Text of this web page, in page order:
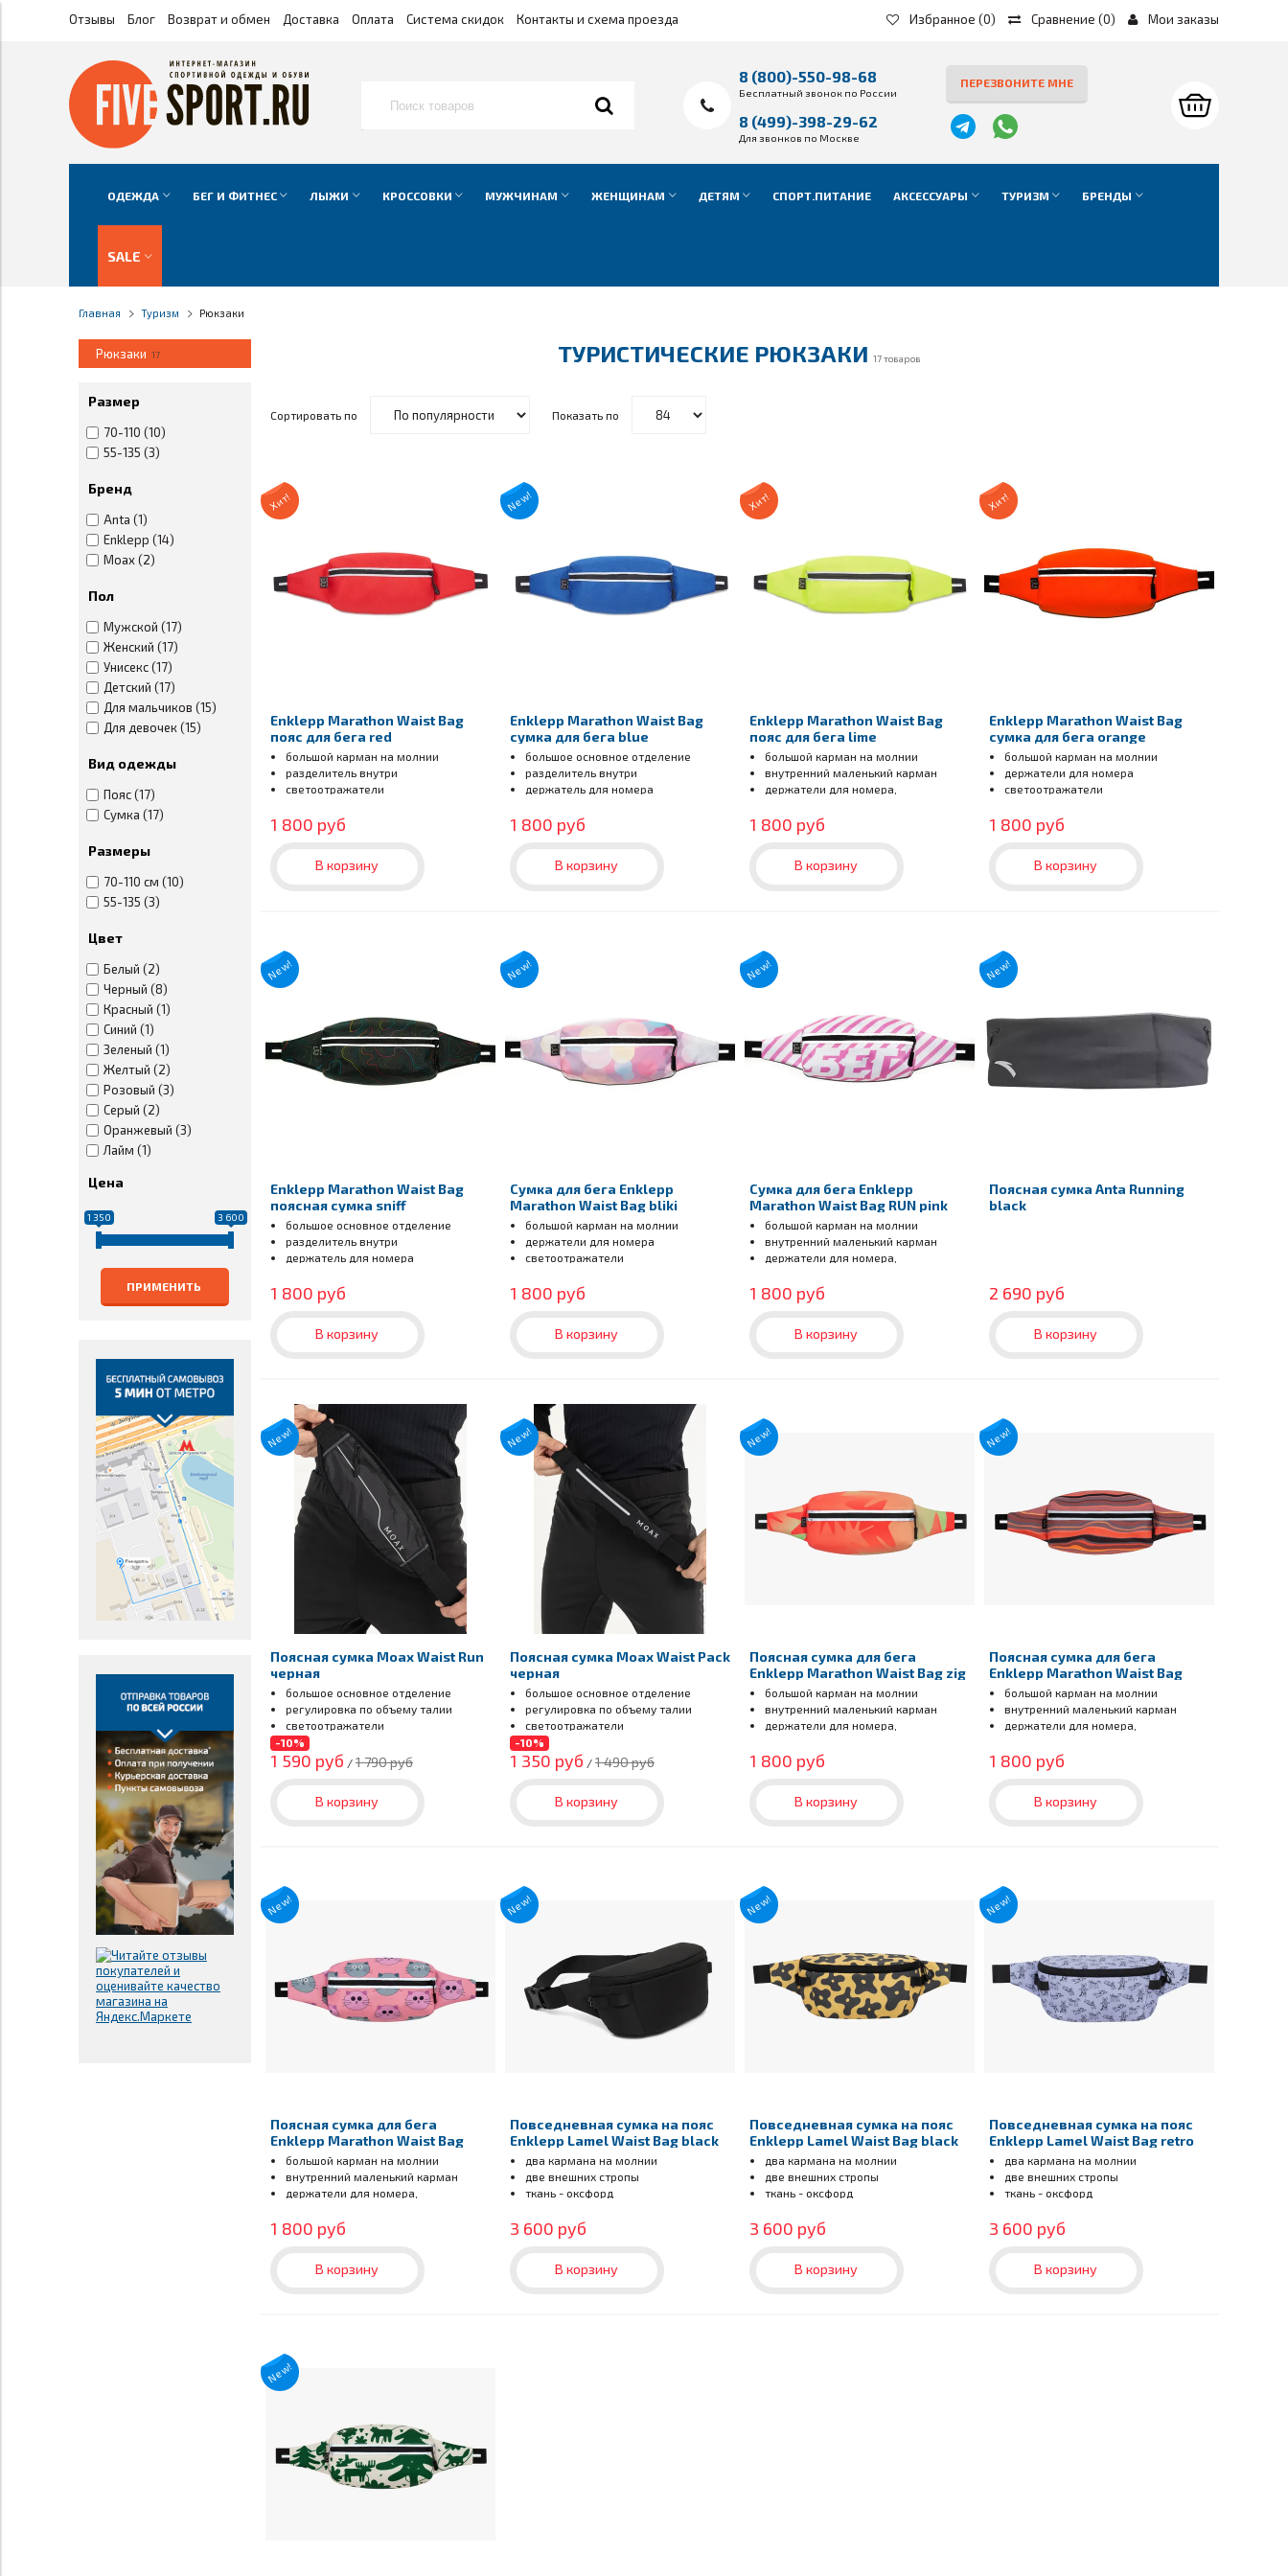
Избранное (0) Сравнение (0) Мои заказы
Отзывы Блог Возврат и обмен Доставка Оплата Система скидок Контакты и схема проезда
8 (800)-550-98-68
Бесплатный звонок по России
8 (499)-398-29-62
Для звонков по Москве
ПЕРЕЗВОНИТЕ МНЕ
ОДЕЖДА БЕГ И ФИТНЕС ЛЫЖИ КРОССОВКИ МУЖЧИНАМ ЖЕНЩИНАМ ДЕТЯМ СПОРТ.ПИТАНИЕ АКСЕССУАРЫ ТУРИЗМ БРЕНДЫ
SALE
Главная Туризм Рюкзаки
Рюкзаки 17
Размер
70-110 (10)
55-135 (3)
Бренд
Anta (1)
Enklepp (14)
Moax (2)
Пол
Мужской (17)
Женский (17)
Унисекс (17)
Детский (17)
Для мальчиков (15)
Для девочек (15)
Вид одежды
Пояс (17)
Сумка (17)
Размеры
70-110 см (10)
55-135 (3)
Цвет
Белый (2)
Черный (8)
Красный (1)
Синий (1)
Зеленый (1)
Желтый (2)
Розовый (3)
Серый (2)
Оранжевый (3)
Лайм (1)
Мульти принт (2)
Цена
1 350 3 600
ПРИМЕНИТЬ
ТУРИСТИЧЕСКИЕ РЮКЗАКИ 17 товаров
Сортировать по Показать по
Хит!
Enklepp Marathon Waist Bag
пояс для бега red
большой карман на молнии
разделитель внутри
светоотражатели
1 800 руб
В корзину
New!
Enklepp Marathon Waist Bag
сумка для бега blue
большое основное отделение
разделитель внутри
держатель для номера
1 800 руб
В корзину
Хит!
Enklepp Marathon Waist Bag
пояс для бега lime
большой карман на молнии
внутренний маленький карман
держатели для номера,
1 800 руб
В корзину
Хит!
Enklepp Marathon Waist Bag
сумка для бега orange
большой карман на молнии
держатели для номера
светоотражатели
1 800 руб
В корзину
New!
Enklepp Marathon Waist Bag
поясная сумка sniff
большое основное отделение
разделитель внутри
держатель для номера
1 800 руб
В корзину
New!
Сумка для бега Enklepp
Marathon Waist Bag bliki
большой карман на молнии
держатели для номера
светоотражатели
1 800 руб
В корзину
New!
Сумка для бега Enklepp
Marathon Waist Bag RUN pink
большой карман на молнии
внутренний маленький карман
держатели для номера,
1 800 руб
В корзину
New!
Поясная сумка Anta Running
black
2 690 руб
В корзину
New!
Поясная сумка Moax Waist Run
черная
большое основное отделение
регулировка по объему талии
светоотражатели
-10%
1 590 руб / 1 790 руб
В корзину
New!
Поясная сумка Moax Waist Pack
черная
большое основное отделение
регулировка по объему талии
светоотражатели
-10%
1 350 руб / 1 490 руб
В корзину
New!
Поясная сумка для бега
Enklepp Marathon Waist Bag zig
zag gradient red
большой карман на молнии
внутренний маленький карман
держатели для номера,
1 800 руб
В корзину
New!
Поясная сумка для бега
Enklepp Marathon Waist Bag
agrabah
большой карман на молнии
внутренний маленький карман
держатели для номера,
1 800 руб
В корзину
New!
Поясная сумка для бега
Enklepp Marathon Waist Bag
cats others
большой карман на молнии
внутренний маленький карман
держатели для номера,
1 800 руб
В корзину
New!
Повседневная сумка на пояс
Enklepp Lamel Waist Bag black
два кармана на молнии
две внешних стропы
ткань - оксфорд
3 600 руб
В корзину
New!
Повседневная сумка на пояс
Enklepp Lamel Waist Bag black
flowers-ye...
два кармана на молнии
две внешних стропы
ткань - оксфорд
3 600 руб
В корзину
New!
Повседневная сумка на пояс
Enklepp Lamel Waist Bag retro
catsдва кармана на молнии
две внешних стропы
ткань - оксфорд
3 600 руб
В корзину
New!